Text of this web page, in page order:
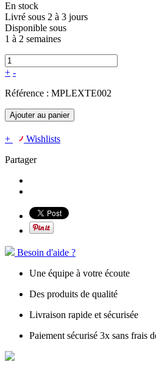
En stock
Livré sous 2 à 3 jours
Disponible sous
1 à 2 semaines
+ -
Référence : MPLEXTE002
Ajouter au panier
+
Wishlists
Partager
Besoin d'aide ?
Une équipe à votre écoute
Des produits de qualité
Livraison rapide et sécurisée
Paiement sécurisé 3x sans frais